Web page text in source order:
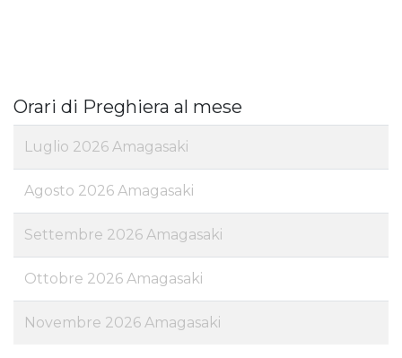
Orari di Preghiera al mese
Luglio 2026 Amagasaki
Agosto 2026 Amagasaki
Settembre 2026 Amagasaki
Ottobre 2026 Amagasaki
Novembre 2026 Amagasaki